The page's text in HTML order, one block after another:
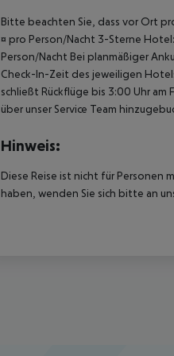
Bitte beachten Sie, dass vor Ort
¤ pro Person/Nacht 3-Sterne
Person/Nacht Bei planmäßiger
Check-In-Zeit des jeweiligen
schließt Rückflüge bis 3:00 Uhr
über unser Service Team
Hinweis:
Diese Reise ist nicht für
haben, wenden Sie sich bitte an